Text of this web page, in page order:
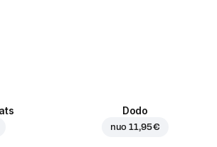
Dodo
nuo11,95 €